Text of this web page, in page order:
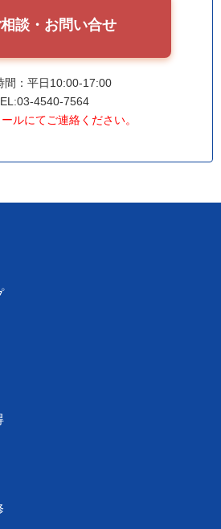
談・お問い合せ
間：平日10:00-17:00
4540-7564
ルにてご連絡ください。